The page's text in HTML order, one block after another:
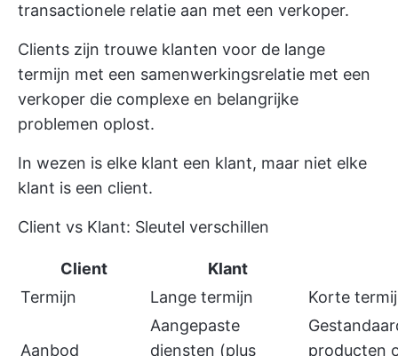
transactionele relatie aan met een verkoper.
Clients zijn trouwe klanten voor de lange
termijn met een samenwerkingsrelatie met een
verkoper die complexe en belangrijke
problemen oplost.
In wezen is elke klant een klant, maar niet elke
klant is een client.
Client vs Klant: Sleutel verschillen
Client
Klant
Termijn
Lange termijn Korte
Aanbod
Aangepaste
diensten (plus
producten